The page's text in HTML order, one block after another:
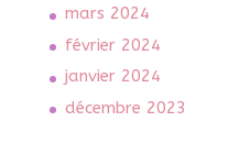
mars 2024
février 2024
janvier 2024
décembre 2023